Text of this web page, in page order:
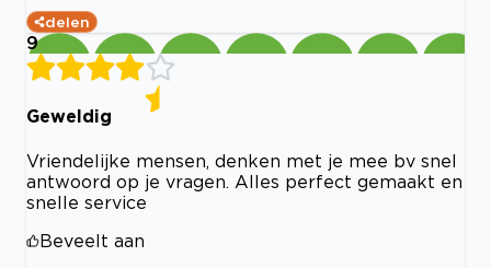
delen
9
Geweldig
Vriendelijke mensen, denken met je mee bv snel
antwoord op je vragen. Alles perfect gemaakt en
snelle service
Beveelt aan